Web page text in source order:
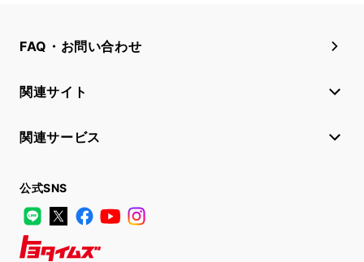
FAQ・お問い合わせ
関連サイト
関連サービス
公式SNS
LINE
X FacebookYouTube